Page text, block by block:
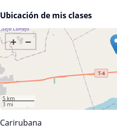
Ubicación de mis clases
+ −
5 km
3 mi
Carirubana